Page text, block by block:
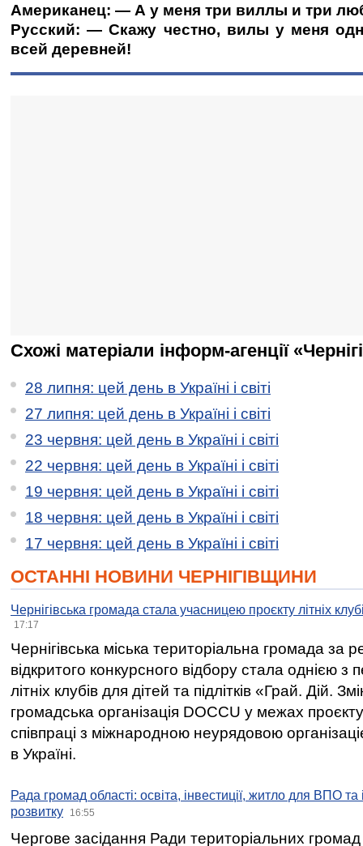
Американец: — А у меня три виллы и три
Русский: — Скажу честно, вилы у меня
всей деревней!
Схожі матеріали інформ-агенції
28 липня: цей день в Україні і світі
27 липня: цей день в Україні і світі
23 червня: цей день в Україні і світі
22 червня: цей день в Україні і світі
19 червня: цей день в Україні і світі
18 червня: цей день в Україні і світі
17 червня: цей день в Україні і світі
ОСТАННІ НОВИНИ ЧЕРНІГІВЩИНИ
Чернігівська громада стала учасницею проєкту літніх
17:17
Чернігівська міська територіальна громада за
відкритого конкурсного відбору стала однією
літніх клубів для дітей та підлітків «Грай. Дій.
громадська організація DOCCU у межах
співпраці з міжнародною неурядовою
в Україні.
Рада громад області: освіта, інвестиції, житло для ВПО
розвитку
16:55
Чергове засідання Ради територіальних громад